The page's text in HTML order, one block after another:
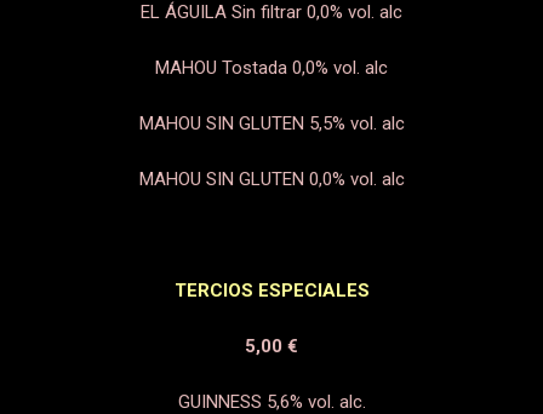
EL ÁGUILA Sin filtrar 0,0% vol. alc
MAHOU Tostada 0,0% vol. alc
MAHOU SIN GLUTEN 5,5% vol. alc
MAHOU SIN GLUTEN 0,0% vol. alc
TERCIOS ESPECIALES
5,00 €
GUINNESS 5,6% vol. alc.